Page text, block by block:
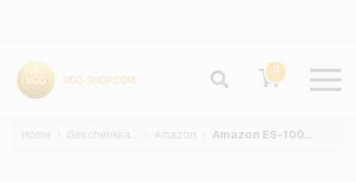
0
Home Geschenkkarten Amazon Amazon ES-100-EUR